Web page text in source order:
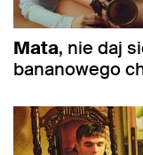
Mata, nie daj
bananowego